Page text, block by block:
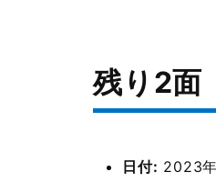
残り2面
日付: 2023